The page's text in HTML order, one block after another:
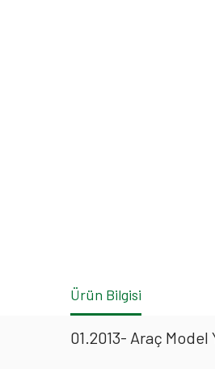
Ürün Bilgisi
01.2013- Araç Model